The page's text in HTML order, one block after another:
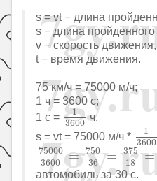
s = vt − длина
s − длина пройденного
v − скорость движения,
t − время движения.
75 км/ч = 75000 м/ч;
1 ч = 3600 с;
1 с =
1
3600
13600
ч.
s = vt = 75000 м/ч *
1
3600
75000
3600
=
750
36
=
375
18
=
75000 3600 75036=
автомобиль за 30 с.